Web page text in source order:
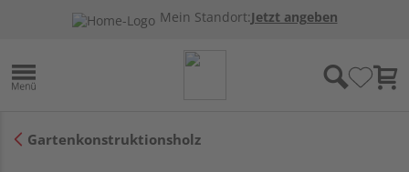
Mein Standort:Jetzt angeben
Gartenkonstruktionsholz